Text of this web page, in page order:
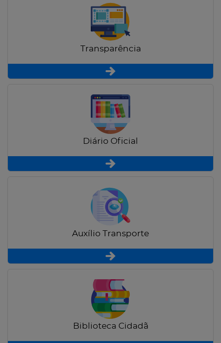
Transparência
Diário Oficial
Auxílio Transporte
Biblioteca Cidadã